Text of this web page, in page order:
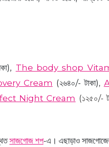
The body shop
Cream (২৬৪০/- টাকা),
Night Cream (১২৫০/-
সাজগোজ শপ-এ। এছাড়াও